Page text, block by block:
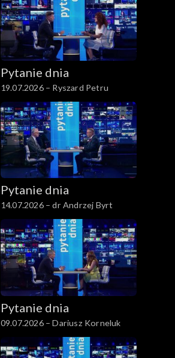
Pytanie dnia
19.07.2026 – Ryszard Petru
Pytanie dnia
14.07.2026 – dr Andrzej Byrt
Pytanie dnia
09.07.2026 – Dariusz Korneluk